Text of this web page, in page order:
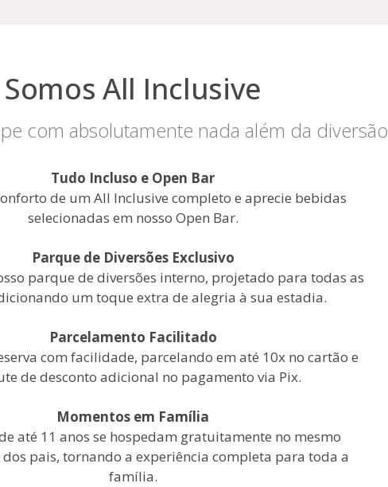
Somos All Inclusive
com absolutamente nada além da diversão
Tudo Incluso e Open Bar
de um All Inclusive completo e aprecie bebidas
selecionadas em nosso Open Bar.
Parque de Diversões Exclusivo
parque de diversões interno, projetado para todas as
um toque extra de alegria à sua estadia.
Parcelamento Facilitado
com facilidade, parcelando em até 10x no cartão e
de desconto adicional no pagamento via Pix.
Momentos em Família
até 11 anos se hospedam gratuitamente no mesmo
pais, tornando a experiência completa para toda a
família.